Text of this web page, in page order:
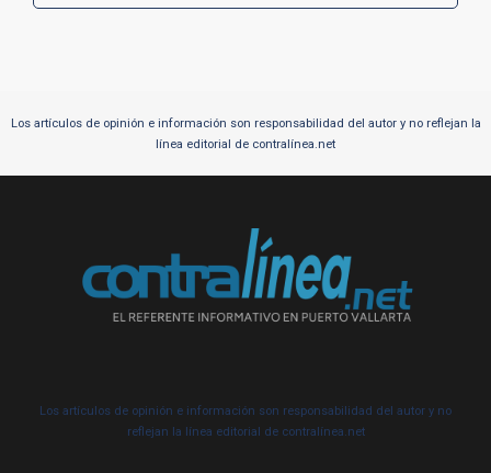
Los artículos de opinión e información son responsabilidad del autor y no reflejan la
línea editorial de contralínea.net
Los artículos de opinión e información son responsabilidad del autor y no
reflejan la línea editorial de contralínea.net